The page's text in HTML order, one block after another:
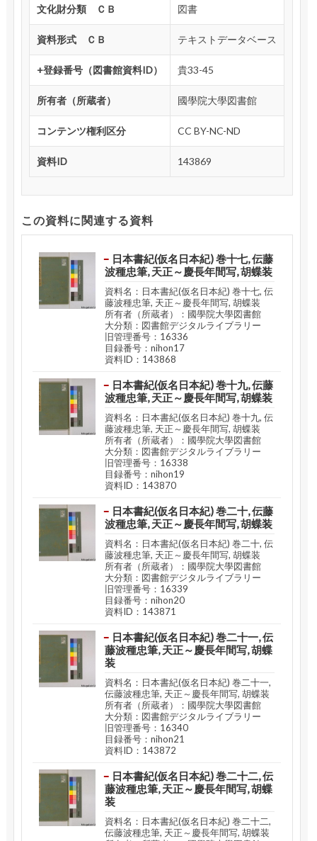
文化財分類 ＣＢ 図書
資料形式 ＣＢ テキストデータベース
+登録番号（図書館資料ID） 貴33-45
所有者（所蔵者） 國學院大學図書館
コンテンツ権利区分 CC BY-NC-ND
資料ID 143869
この資料に関連する資料
日本書紀(仮名日本紀) 巻十七, 伝藤
波種忠筆, 天正～慶長年間写, 胡蝶装
資料名：日本書紀(仮名日本紀) 巻十七, 伝
藤波種忠筆, 天正～慶長年間写, 胡蝶装
所有者（所蔵者）：國學院大學図書館
大分類：図書館デジタルライブラリー
旧管理番号：16336
目録番号：nihon17
資料ID：143868
日本書紀(仮名日本紀) 巻十九, 伝藤
波種忠筆, 天正～慶長年間写, 胡蝶装
資料名：日本書紀(仮名日本紀) 巻十九, 伝
藤波種忠筆, 天正～慶長年間写, 胡蝶装
所有者（所蔵者）：國學院大學図書館
大分類：図書館デジタルライブラリー
旧管理番号：16338
目録番号：nihon19
資料ID：143870
日本書紀(仮名日本紀) 巻二十, 伝藤
波種忠筆, 天正～慶長年間写, 胡蝶装
資料名：日本書紀(仮名日本紀) 巻二十, 伝
藤波種忠筆, 天正～慶長年間写, 胡蝶装
所有者（所蔵者）：國學院大學図書館
大分類：図書館デジタルライブラリー
旧管理番号：16339
目録番号：nihon20
資料ID：143871
日本書紀(仮名日本紀) 巻二十一, 伝
藤波種忠筆, 天正～慶長年間写, 胡蝶
装
資料名：日本書紀(仮名日本紀) 巻二十一,
伝藤波種忠筆, 天正～慶長年間写, 胡蝶装
所有者（所蔵者）：國學院大學図書館
大分類：図書館デジタルライブラリー
旧管理番号：16340
目録番号：nihon21
資料ID：143872
日本書紀(仮名日本紀) 巻二十二, 伝
藤波種忠筆, 天正～慶長年間写, 胡蝶
装
資料名：日本書紀(仮名日本紀) 巻二十二,
伝藤波種忠筆, 天正～慶長年間写, 胡蝶装